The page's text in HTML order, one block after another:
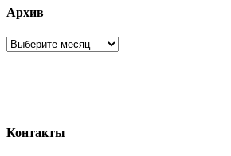
Архив
Архив
Контакты